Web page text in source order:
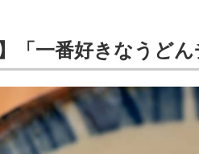
「一番好きなうど